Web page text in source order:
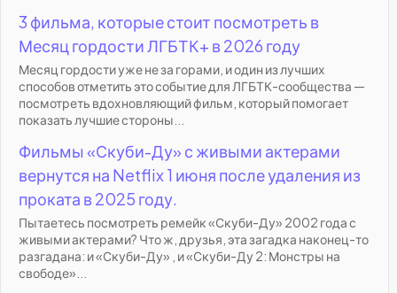
3 фильма, которые стоит посмотреть в
Месяц гордости ЛГБТК+ в 2026 году
Месяц гордости уже не за горами, и один из лучших
способов отметить это событие для ЛГБТК-сообщества —
посмотреть вдохновляющий фильм, который помогает
показать лучшие стороны...
Фильмы «Скуби-Ду» с живыми актерами
вернутся на Netflix 1 июня после удаления из
проката в 2025 году.
Пытаетесь посмотреть ремейк «Скуби-Ду» 2002 года с
живыми актерами? Что ж, друзья, эта загадка наконец-то
разгадана: и «Скуби-Ду» , и «Скуби-Ду 2: Монстры на
свободе»...